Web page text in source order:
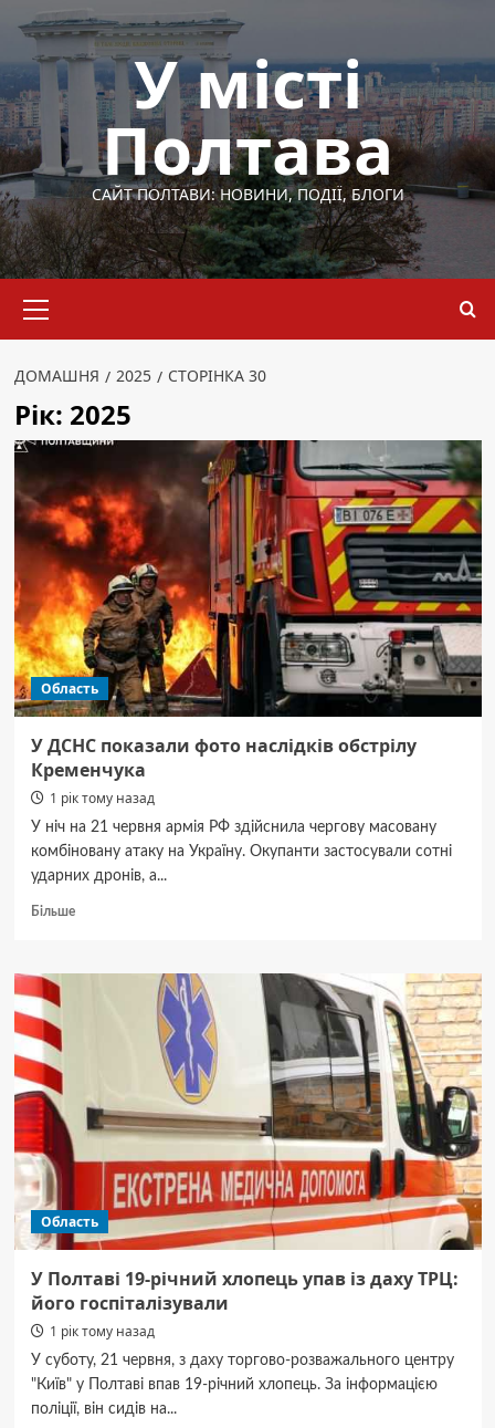
Перейти
вмісту
У місті
Полтава
САЙТ ПОЛТАВИ: НОВИНИ, ПОДІЇ, БЛОГИ
меню
ДОМАШНЯ 2025 СТОРІНКА 30
Рік: 2025
Область
У ДСНС показали фото наслідків обстрілу
Кременчука
1 рік тому назад
У ніч на 21 червня армія РФ здійснила чергову масовану
комбіновану атаку на Україну. Окупанти застосували сотні
ударних дронів, а...
БільшеДокладніше
ДСНС
Область
У Полтаві 19-річний хлопець упав із даху ТРЦ:
його госпіталізували
1 рік тому назад
У суботу, 21 червня, з даху торгово-розважального центру
"Київ" у Полтаві впав 19-річний хлопець. За інформацією
поліції, він сидів на...